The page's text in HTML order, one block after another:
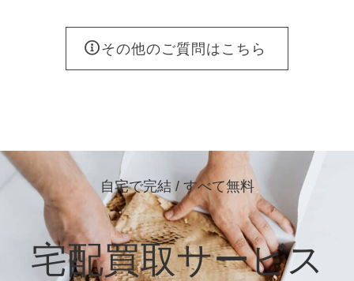
その他のご質問はこちら
自宅で完結 / すべて無料
宅配買取サービス